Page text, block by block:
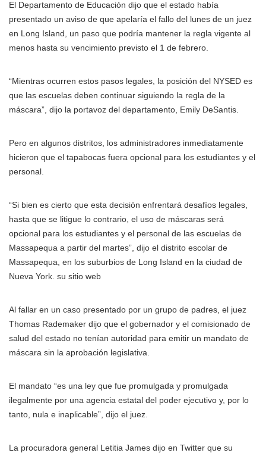
El Departamento de Educación dijo que el estado había
presentado un aviso de que apelaría el fallo del lunes de un juez
en Long Island, un paso que podría mantener la regla vigente al
menos hasta su vencimiento previsto el 1 de febrero.
“Mientras ocurren estos pasos legales, la posición del NYSED es
que las escuelas deben continuar siguiendo la regla de la
máscara”, dijo la portavoz del departamento, Emily DeSantis.
Pero en algunos distritos, los administradores inmediatamente
hicieron que el tapabocas fuera opcional para los estudiantes y el
personal.
“Si bien es cierto que esta decisión enfrentará desafíos legales,
hasta que se litigue lo contrario, el uso de máscaras será
opcional para los estudiantes y el personal de las escuelas de
Massapequa a partir del martes”, dijo el distrito escolar de
Massapequa, en los suburbios de Long Island en la ciudad de
Nueva York. su sitio web
Al fallar en un caso presentado por un grupo de padres, el juez
Thomas Rademaker dijo que el gobernador y el comisionado de
salud del estado no tenían autoridad para emitir un mandato de
máscara sin la aprobación legislativa.
El mandato “es una ley que fue promulgada y promulgada
ilegalmente por una agencia estatal del poder ejecutivo y, por lo
tanto, nula e inaplicable”, dijo el juez.
La procuradora general Letitia James dijo en Twitter que su